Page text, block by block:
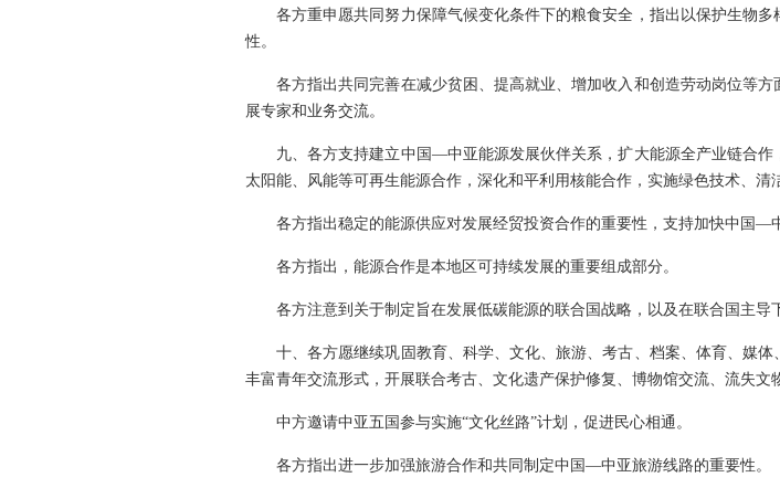
各方重申愿共同努力保障气候变化条件下的粮食安全，指出以保护生物
性。
各方指出共同完善在减少贫困、提高就业、增加收入和创造劳动岗位等
展专家和业务交流。
九、各方支持建立中国—中亚能源发展伙伴关系，扩大能源全产业链合
太阳能、风能等可再生能源合作，深化和平利用核能合作，实施绿色技术、
各方指出稳定的能源供应对发展经贸投资合作的重要性，支持加快中国—
各方指出，能源合作是本地区可持续发展的重要组成部分。
各方注意到关于制定旨在发展低碳能源的联合国战略，以及在联合国主导
十、各方愿继续巩固教育、科学、文化、旅游、考古、档案、体育、媒
丰富青年交流形式，开展联合考古、文化遗产保护修复、博物馆交流、流失文
中方邀请中亚五国参与实施“文化丝路”计划，促进民心相通。
各方指出进一步加强旅游合作和共同制定中国—中亚旅游线路的重要性。